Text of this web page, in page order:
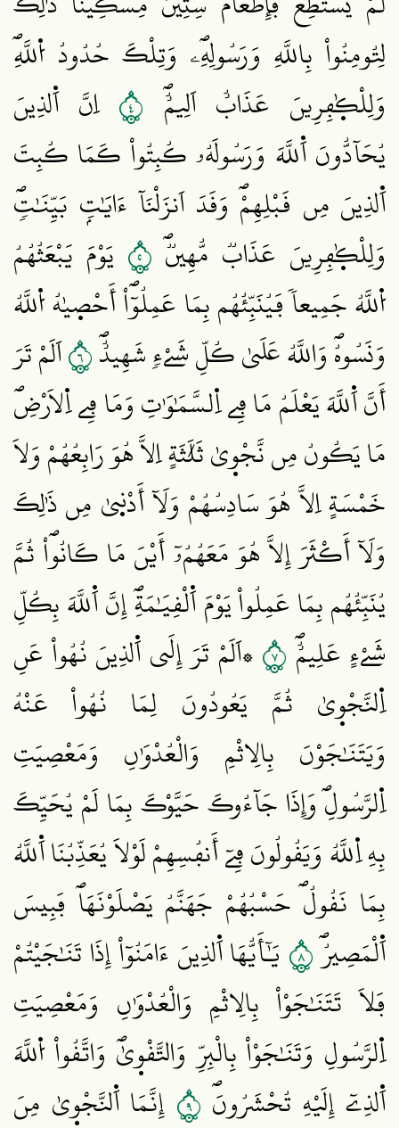
لِتُومِنُواْ بِاللَّهِ وَرَسُولِهِۦۖ وَتِلْكَ حُدُودُ اُ۬للَّهِۖ
وَلِلْكٰ۪فِرِينَ عَذَابٌ اَلِيمٌۖ ٤ اِنَّ اَ۬لذِينَ
يُحَآدُّونَ اَ۬للَّهَ وَرَسُولَهُۥ كُبِتُواْ كَمَا كُبِتَ
اَ۬لذِينَ مِن قَبْلِهِمْۖ وَقَدَ اَنزَلْنَآ ءَايَٰتِۢ بَيِّنَٰتٖۖ
وَلِلْكٰ۪فِرِينَ عَذَابٞ مُّهِينٞۖ ٥ يَوْمَ يَبْعَثُهُمُ
اُ۬للَّهُ جَمِيعاٗ فَيُنَبِّئُهُم بِمَا عَمِلُوٓاْۖ أَحْص۪يٰهُ اُ۬للَّهُ
وَنَسُوهُۖ وَاللَّهُ عَلَيٰ كُلِّ شَےْءٖ شَهِيدٌۖ٦اَلَمْ تَرَ
أَنَّ اَ۬للَّهَ يَعْلَمُ مَا فِے اِ۬لسَّمَٰوَٰتِ وَمَا فِے اِ۬لَارْضِۖ
مَا يَكُونُ مِن نَّجْو۪يٰ ثَلَٰثَةٍ اِلَّا هُوَ رَابِعُهُمْ وَلَا
خَمْسَةٍ اِلَّا هُوَ سَادِسُهُمْ وَلَآ أَدْن۪يٰ مِن ذَٰلِكَ
وَلَآ أَكْثَرَ إِلَّا هُوَ مَعَهُمُۥٓ أَيْنَ مَا كَانُواْۖ ثُمَّ
يُنَبِّئُهُم بِمَا عَمِلُواْ يَوْمَ اَ۬لْقِيَٰمَةِۖ إِنَّ اَ۬للَّهَ بِكُلِّ
شَےْءٍ عَلِيمٌۖ٧۞اَلَمْ تَرَ إِلَي اَ۬لذِينَ نُهُواْ عَنِ
اِ۬لنَّجْو۪يٰ ثُمَّ يَعُودُونَ لِمَا نُهُواْ عَنْهُ
وَيَتَنَٰجَوْنَ بِالِاثْمِ وَالْعُدْوَٰنِ وَمَعْصِيَتِ
اِ۬لرَّسُولِۖ وَإِذَا جَآءُوكَ حَيَّوْكَ بِمَا لَمْ يُحَيِّكَ
بِهِ اِ۬للَّهُ وَيَقُولُونَ فِےٓ أَنفُسِهِمْ لَوْلَا يُعَذِّبُنَا اَ۬للَّهُ
بِمَا نَقُولُۖ حَسْبُهُمْ جَهَنَّمُ يَصْلَوْنَهَاۖ فَبِيسَ
اَ۬لْمَصِيرُۖ٨ يَٰٓأَيُّهَا اَ۬لذِينَ ءَامَنُوٓاْ إِذَا تَنَٰجَيْتُمْ
فَلَا تَتَنَٰجَوْاْ بِالِاثْمِ وَالْعُدْوَٰنِ وَمَعْصِيَتِ
اِ۬لرَّسُولِ وَتَنَٰجَوْاْ بِالْبِرِّ وَالتَّقْو۪يٰۖ وَاتَّقُواْ اُ۬للَّهَ
اَ۬لذِےٓ إِلَيْهِ تُحْشَرُونَۖ ٩ إِنَّمَا اَ۬لنَّجْو۪يٰ مِنَ